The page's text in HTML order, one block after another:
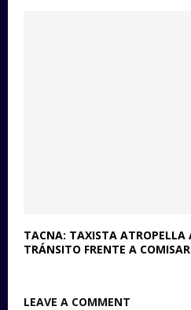
TACNA: TAXISTA ATROPELLA
TRÁNSITO FRENTE A
LEAVE A COMMENT